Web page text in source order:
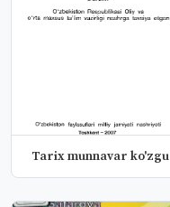
Tarix munnavar ko'zgu